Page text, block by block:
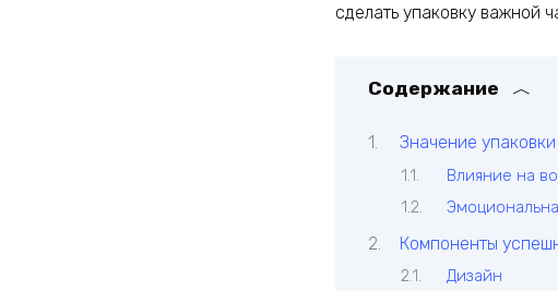
сделать упаковку важной
Содержание
Значение
Влияние на
Компоненты
Дизайн